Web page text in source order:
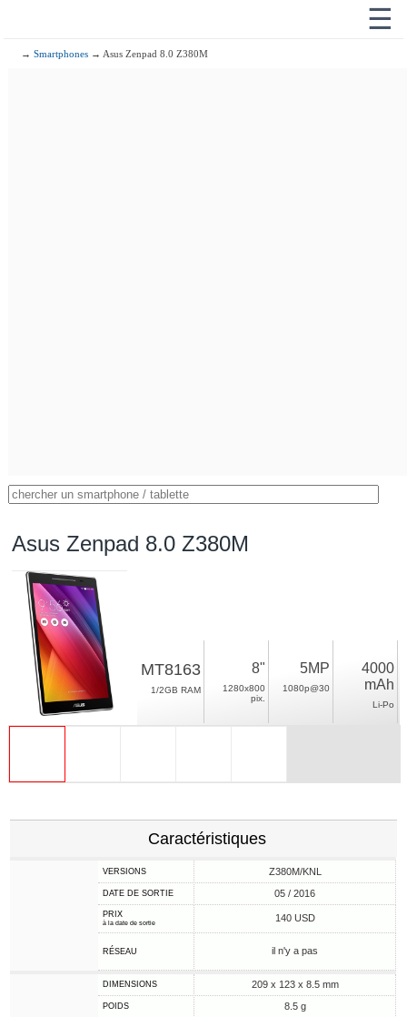
☰
→Smartphones → Asus Zenpad 8.0 Z380M
Asus Zenpad 8.0 Z380M
MT8163
1/2GB RAM
8"
1280x800
pix.
5MP
1080p@30
4000
mAh
Li-Po
Caractéristiques
VERSIONS Z380M/KNL
DATE DE SORTIE 05 / 2016
PRIX
à la date de sortie 140 USD
RÉSEAU il n'y a pas
DIMENSIONS 209 x 123 x 8.5 mm
POIDS 8.5 g